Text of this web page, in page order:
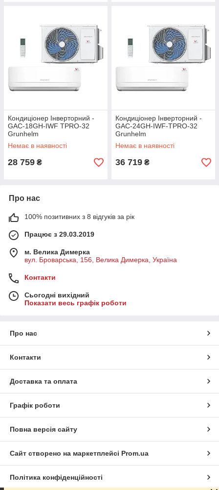
Кондиціонер Інверторний -
GAC-18GH-IWF TPRO-32
Grunhelm
Немає в наявності
28 759 ₴
Кондиціонер Інверторний -
GAC-24GH-IWF-TPRO-32
Grunhelm
Немає в наявності
36 719 ₴
Про нас
100% позитивних з 8 відгуків за рік
Працює з 29.03.2019
м. Велика Димерка
вул. Броварська, 156, Велика Димерка, Україна
Контакти
Сьогодні вихідний
Показати весь графік роботи
Про нас
Контакти
Доставка та оплата
Графік роботи
Повна версія сайту
Сайт створено на маркетплейсі Prom.ua
Політика конфіденційності